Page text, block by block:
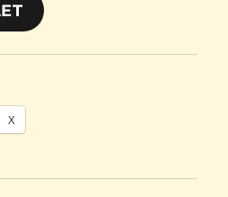
X